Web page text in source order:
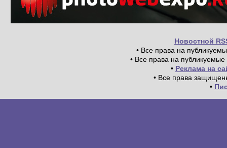
Новостной
• Все права на
• Все права на
• Реклама на
• Все права
•